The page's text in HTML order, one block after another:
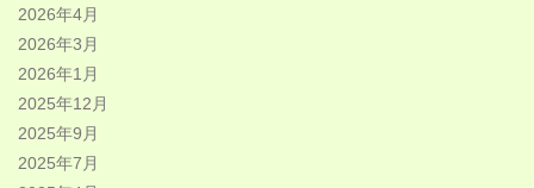
2026年4月
2026年3月
2026年1月
2025年12月
2025年9月
2025年7月